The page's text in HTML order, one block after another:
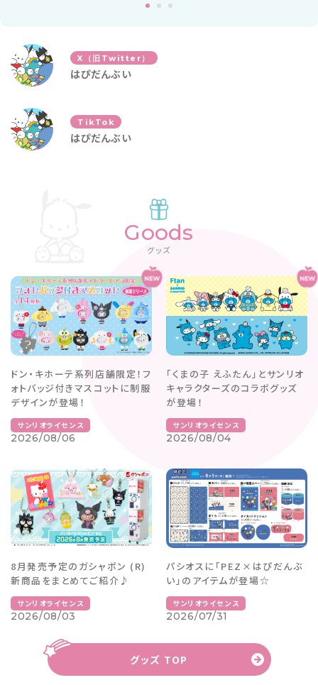
X（旧Twitter）
はぴだんぶい
TikTok
はぴだんぶい
Goods
グッズ
ドン・キホーテ系列店舗限定！フ
ォトバッジ付きマスコットに制服
デザインが登場！
サンリオライセンス
2026/08/06
「くまの子 えふたん」とサンリオ
キャラクターズのコラボグッズ
が登場！
サンリオライセンス
2026/08/04
8月発売予定のガシャポン (R)
新商品をまとめてご紹介♪
サンリオライセンス
2026/08/03
パシオスに「PEZ×はぴだんぶ
い」のアイテムが登場☆
サンリオライセンス
2026/07/31
グッズ TOP